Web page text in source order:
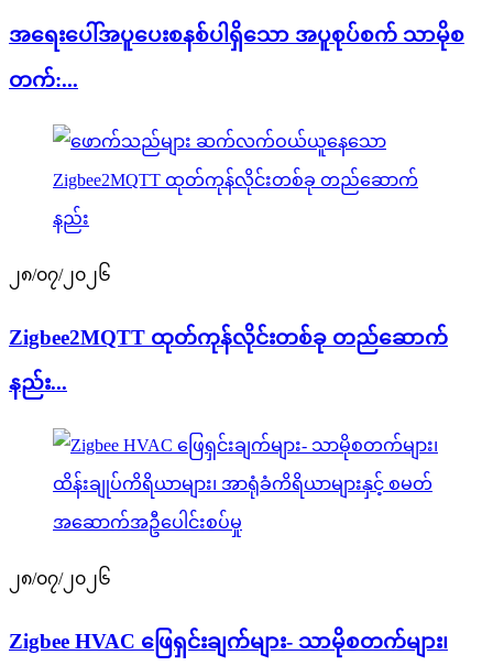
အရေးပေါ်အပူပေးစနစ်ပါရှိသော အပူစုပ်စက် သာမိုစ
တက်:...
၂၈/၀၇/၂၀၂၆
Zigbee2MQTT ထုတ်ကုန်လိုင်းတစ်ခု တည်ဆောက်
နည်း...
၂၈/၀၇/၂၀၂၆
Zigbee HVAC ဖြေရှင်းချက်များ- သာမိုစတက်များ၊